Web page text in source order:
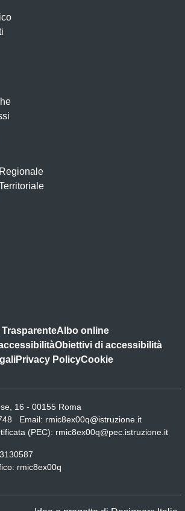
Albo online
Obiettivi di accessibilità
Privacy PolicyCookie
16 - 00155 Roma
Email: rmic8ex00q@istruzione.it
(PEC): rmic8ex00q@pec.istruzione.it
rmic8ex00q